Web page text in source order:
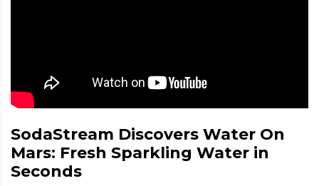
SodaStream Discovers Water On
Mars: Fresh Sparkling Water in
Seconds